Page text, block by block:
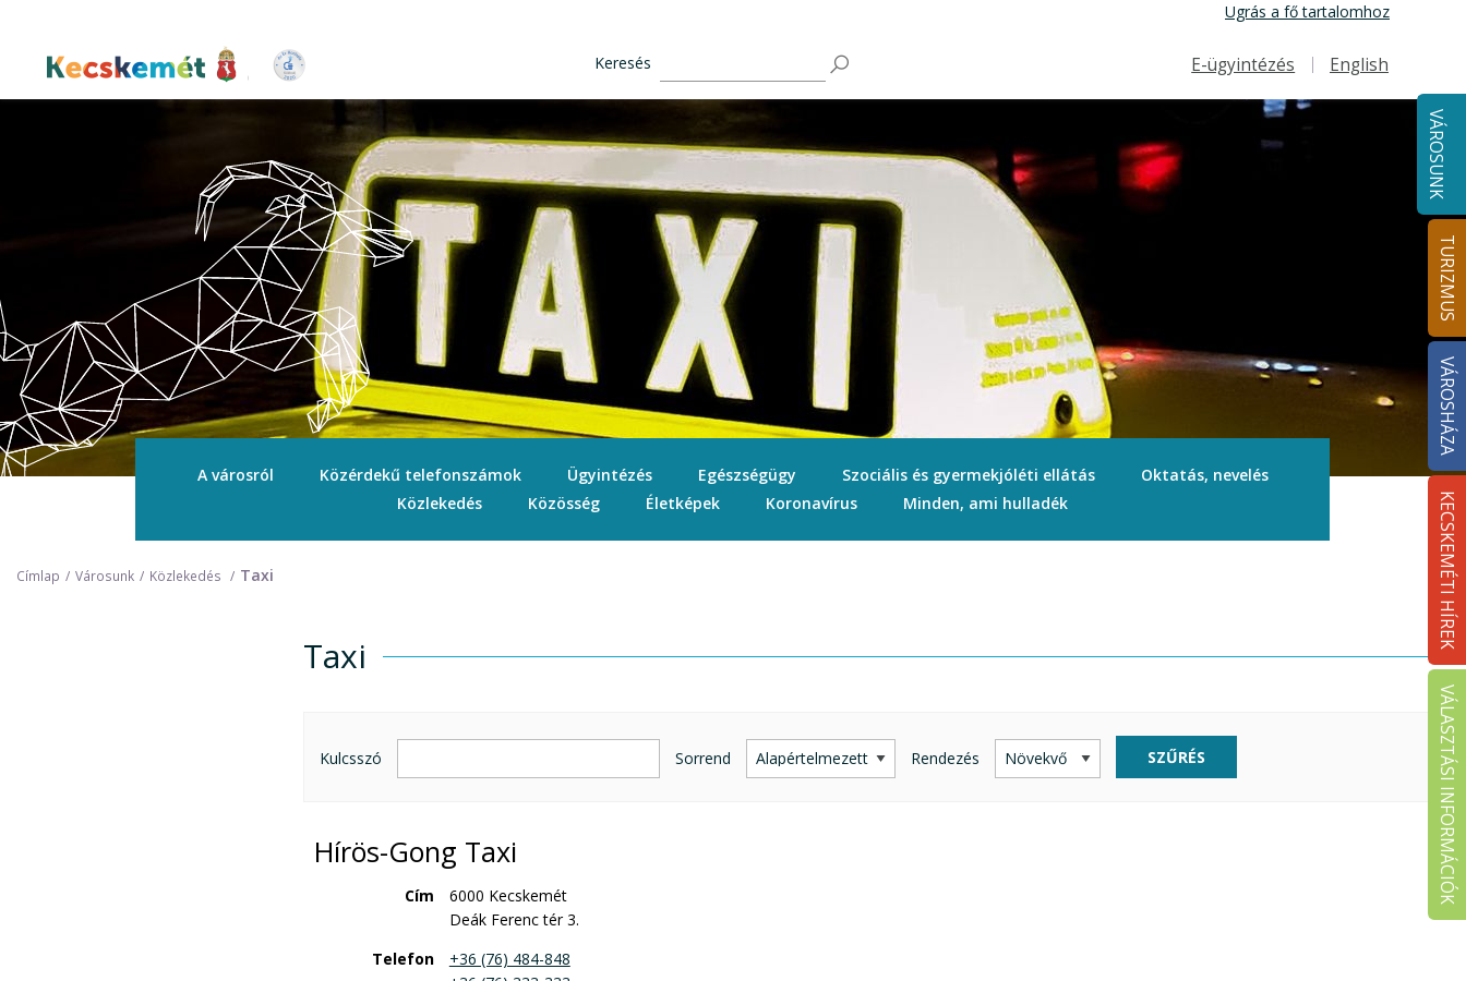
tartalomra
Ugrás a fő tartalomhoz
Kecskemét Város Honlapja
Keresés
Felső navigáció
E-ügyintézés English
VÁROSUNK
TURIZMUS
VÁROSHÁZA
KECSKEMÉTI HÍREK
VÁLASZTÁSI INFORMÁCIÓK
A városról Közérdekű telefonszámok Ügyintézés Egészségügy Szociális és gyermekjóléti ellátás
Oktatás, nevelés
Közlekedés
Közösség Életképek Koronavírus Minden, ami hulladék
Címlap Városunk Közlekedés Taxi
Taxi
Kulcsszó Sorrend Rendezés SZŰRÉS
Hírös-Gong Taxi
Cím
6000 Kecskemét
Deák Ferenc tér 3.
Telefon
+36 (76) 484-848